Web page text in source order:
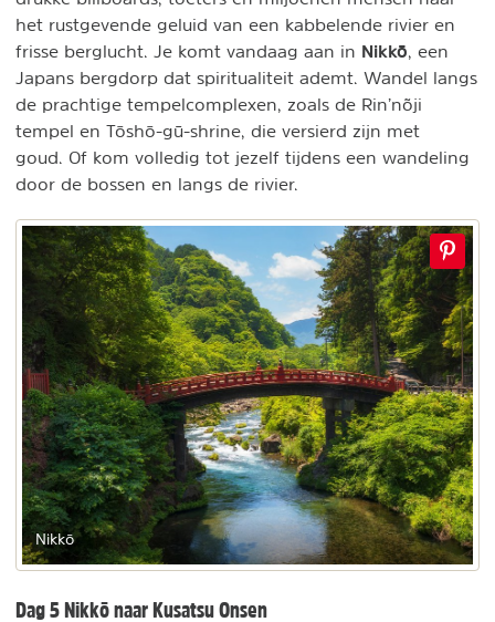
het rustgevende geluid van een kabbelende rivier en
frisse berglucht. Je komt vandaag aan in Nikkō, een
Japans bergdorp dat spiritualiteit ademt. Wandel langs
de prachtige tempelcomplexen, zoals de Rin’nõji
tempel en Tōshō-gū-shrine, die versierd zijn met
goud. Of kom volledig tot jezelf tijdens een wandeling
door de bossen en langs de rivier.
Nikkō
Dag 5 Nikkō naar Kusatsu Onsen